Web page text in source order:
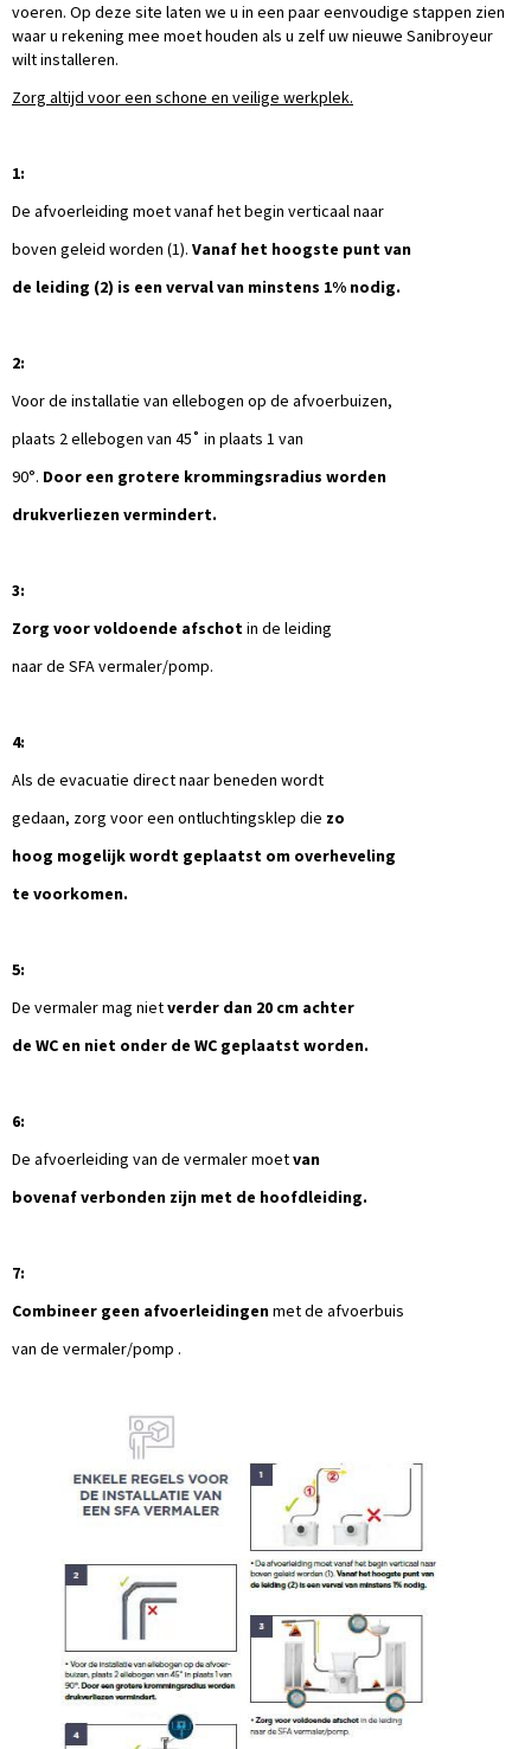
voeren. Op deze site laten we u in een paar eenvoudige stappen zien
waar u rekening mee moet houden als u zelf uw nieuwe Sanibroyeur
wilt installeren.
Zorg altijd voor een schone en veilige werkplek.
1:
De afvoerleiding moet vanaf het begin verticaal naar
boven geleid worden (1). Vanaf het hoogste punt van
de leiding (2) is een verval van minstens 1% nodig.
2:
Voor de installatie van ellebogen op de afvoerbuizen,
plaats 2 ellebogen van 45˚ in plaats 1 van
90°. Door een grotere krommingsradius worden
drukverliezen vermindert.
3:
Zorg voor voldoende afschotin de leiding
naar de SFA vermaler/pomp.
4:
Als de evacuatie direct naar beneden wordt
gedaan, zorg voor een ontluchtingsklep die zo
hoog mogelijk wordt geplaatst om overheveling
te voorkomen.
5:
De vermaler mag nietverder dan 20 cm achter
de WC en niet onder de WC geplaatst worden.
6:
De afvoerleiding van de vermaler moetvan
bovenaf verbonden zijn met de hoofdleiding.
7:
Combineer geen afvoerleidingenmet de afvoerbuis
van de vermaler/pomp .